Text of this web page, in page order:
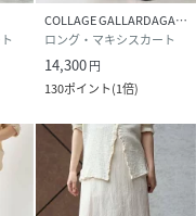
COLLAGE GALLARDAGALANTE
ロング・マキシスカート
14,300円
130ポイント(1倍)